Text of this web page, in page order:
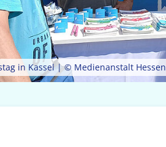
in Kassel | © Medienanstalt Hessen